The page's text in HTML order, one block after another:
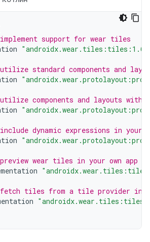
support for wear tiles
standard components and
components and layouts
dynamic expressions in your
wear tiles in your own app
tiles from a tile provider in